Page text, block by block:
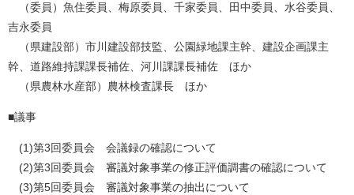
（委員）魚住委員、梅原委員、千家委員、田中委員、水谷委員、
吉永委員
（県建設部）市川建設部技監、公園緑地課主幹、建設企画課主
幹、道路維持課課長補佐、河川課課長補佐 ほか
（県農林水産部）農林検査課長 ほか
■議事
(1)第3回委員会 会議録の確認について
(2)第3回委員会 審議対象事業の修正評価調書の確認について
(3)第5回委員会 審議対象事業の抽出について